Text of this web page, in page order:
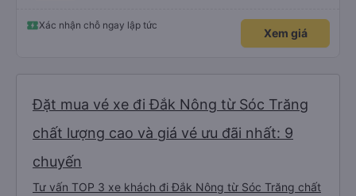
Xác nhận chỗ ngay lập tức
Xem giá
Đặt mua vé xe đi Đắk Nông từ Sóc Trăng
chất lượng cao và giá vé ưu đãi nhất: 9
chuyến
Tư vấn TOP 3 xe khách đi Đắk Nông từ Sóc Trăng chất